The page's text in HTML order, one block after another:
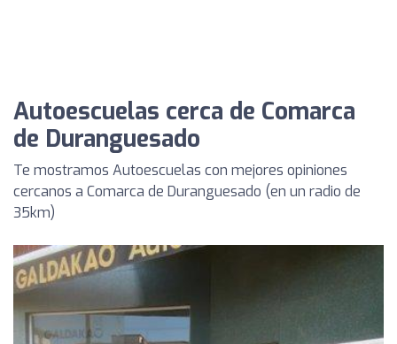
Autoescuelas cerca de Comarca
de Duranguesado
Te mostramos Autoescuelas con mejores opiniones
cercanos a Comarca de Duranguesado (en un radio de
35km)